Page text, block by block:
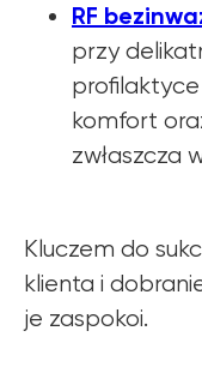
RF
przy
komfort
zwłaszcza
Kluczem do
klienta i
je zaspokoi.